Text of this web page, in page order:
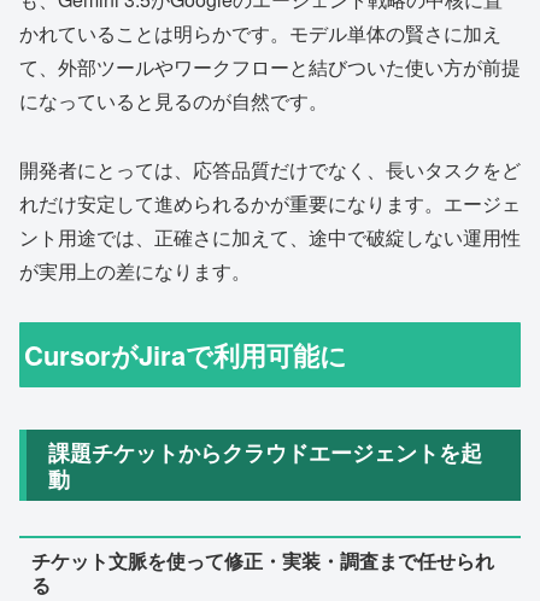
かれていることは明らかです。モデル単体の賢さに加え
て、外部ツールやワークフローと結びついた使い方が前提
になっていると見るのが自然です。
開発者にとっては、応答品質だけでなく、長いタスクをど
れだけ安定して進められるかが重要になります。エージェ
ント用途では、正確さに加えて、途中で破綻しない運用性
が実用上の差になります。
CursorがJiraで利用可能に
課題チケットからクラウドエージェントを起
動
チケット文脈を使って修正・実装・調査まで任せられ
る